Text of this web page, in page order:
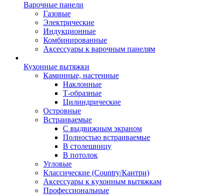
Варочные панели
Газовые
Электрические
Индукционные
Комбинированные
Аксессуары к варочным панелям
Кухонные вытяжки
Каминные, настенные
Наклонные
Т-образные
Цилиндрические
Островные
Встраиваемые
С выдвижным экраном
Полностью встраиваемые
В столешницу
В потолок
Угловые
Классические (Country/Кантри)
Аксессуары к кухонным вытяжкам
Профессиональные